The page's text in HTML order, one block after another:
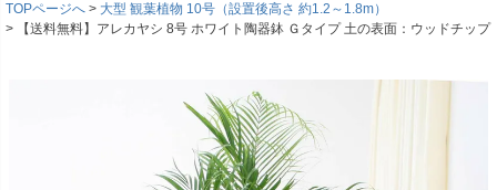
TOPページへ
大型 観葉植物 10号（設置後高さ 約1.2～1.8m）
【送料無料】アレカヤシ 8号 ホワイト陶器鉢 Ｇタイプ 土の表面：ウッドチップ